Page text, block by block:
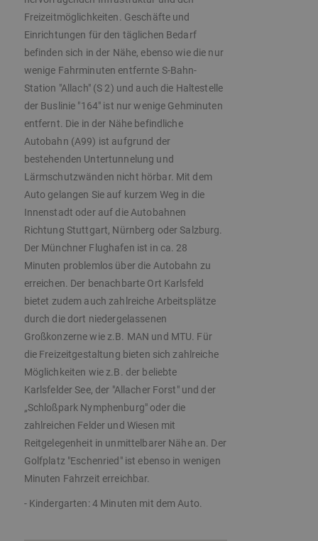
Freizeitmöglichkeiten. Geschäfte und
Einrichtungen für den täglichen Bedarf
befinden sich in der Nähe, ebenso wie die nur
wenige Fahrminuten entfernte S-Bahn-
Station "Allach" (S 2) und auch die Haltestelle
der Buslinie "164" ist nur wenige Gehminuten
entfernt. Die in der Nähe befindliche
Autobahn (A99) ist aufgrund der
bestehenden Untertunnelung und
Lärmschutzwänden nicht hörbar. Mit dem
Auto gelangen Sie auf kurzem Weg in die
Innenstadt oder auf die Autobahnen
Richtung Stuttgart, Nürnberg oder Salzburg.
Der Münchner Flughafen ist in ca. 28
Minuten problemlos über die Autobahn zu
erreichen. Der benachbarte Ort Karlsfeld
bietet zudem auch zahlreiche Arbeitsplätze
durch die dort niedergelassenen
Großkonzerne wie z.B. MAN und MTU. Für
die Freizeitgestaltung bieten sich zahlreiche
Möglichkeiten wie z.B. der beliebte
Karlsfelder See, der "Allacher Forst" und der
„Schloßpark Nymphenburg" oder die
zahlreichen Felder und Wiesen mit
Reitgelegenheit in unmittelbarer Nähe an. Der
Golfplatz "Eschenried" ist ebenso in wenigen
Minuten Fahrzeit erreichbar.
- Kindergarten: 4 Minuten mit dem Auto.